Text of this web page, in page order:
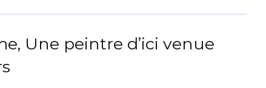
Une peintre d’ici venue